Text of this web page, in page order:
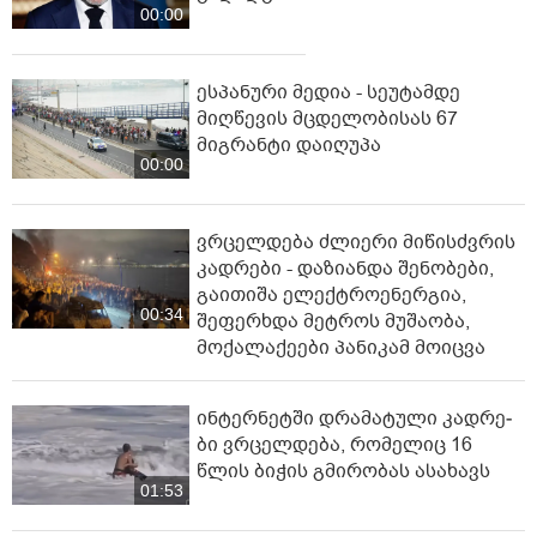
00:00
00:00
ესპანური მედია - სეუტამდე
მიღწევის მცდელობისას 67
მიგრანტი დაიღუპა
00:34
ვრცელდება ძლიერი მიწისძვრის
კადრები - დაზიანდა შენობები,
გაითიშა ელექტროენერგია,
შეფერხდა მეტროს მუშაობა,
მოქალაქეები პანიკამ მოიცვა
01:53
ინ­ტერ­ნეტ­ში დრა­მა­ტუ­ლი კად­რე­
ბი ვრცელდება, რომელიც 16
წლის ბიჭის გმირობას ასახავს